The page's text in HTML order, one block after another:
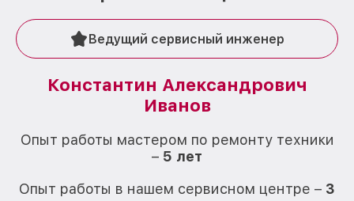
Ведущий сервисный инженер
Константин Александрович
Иванов
Опыт работы мастером по ремонту техники
– 5 лет
Опыт работы в нашем сервисном центре – 3